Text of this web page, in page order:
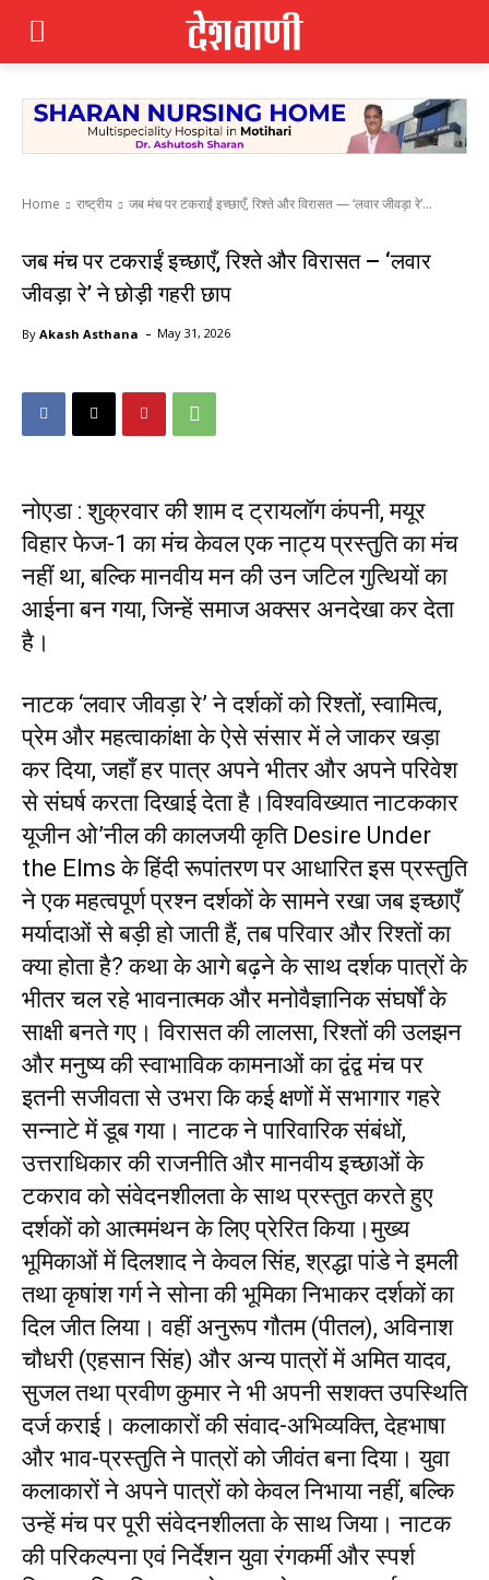
Home राष्ट्रीय जब मंच पर टकराईं इच्छाएँ, रिश्ते और विरासत — ‘लवार जीवड़ा रे’...
जब मंच पर टकराईं इच्छाएँ, रिश्ते और विरासत — ‘लवार
जीवड़ा रे’ ने छोड़ी गहरी छाप
By Akash Asthana - May 31, 2026
नोएडा :शुक्रवार की शाम द ट्रायलॉग कंपनी, मयूर
विहार फेज-1 का मंच केवल एक नाट्य प्रस्तुति का मंच
नहीं था, बल्कि मानवीय मन की उन जटिल गुत्थियों का
आईना बन गया, जिन्हें समाज अक्सर अनदेखा कर देता
है।
नाटक ‘लवार जीवड़ा रे’ ने दर्शकों को रिश्तों, स्वामित्व,
प्रेम और महत्वाकांक्षा के ऐसे संसार में ले जाकर खड़ा
कर दिया, जहाँ हर पात्र अपने भीतर और अपने परिवेश
से संघर्ष करता दिखाई देता है।विश्वविख्यात नाटककार
यूजीन ओ’नील की कालजयी कृति Desire Under
the Elms के हिंदी रूपांतरण पर आधारित इस प्रस्तुति
ने एक महत्वपूर्ण प्रश्न दर्शकों के सामने रखा जब इच्छाएँ
मर्यादाओं से बड़ी हो जाती हैं, तब परिवार और रिश्तों का
क्या होता है? कथा के आगे बढ़ने के साथ दर्शक पात्रों के
भीतर चल रहे भावनात्मक और मनोवैज्ञानिक संघर्षों के
साक्षी बनते गए। विरासत की लालसा, रिश्तों की उलझन
और मनुष्य की स्वाभाविक कामनाओं का द्वंद्व मंच पर
इतनी सजीवता से उभरा कि कई क्षणों में सभागार गहरे
सन्नाटे में डूब गया। नाटक ने पारिवारिक संबंधों,
उत्तराधिकार की राजनीति और मानवीय इच्छाओं के
टकराव को संवेदनशीलता के साथ प्रस्तुत करते हुए
दर्शकों को आत्ममंथन के लिए प्रेरित किया।मुख्य
भूमिकाओं में दिलशाद ने केवल सिंह, श्रद्धा पांडे ने इमली
तथा कृषांश गर्ग ने सोना की भूमिका निभाकर दर्शकों का
दिल जीत लिया। वहीं अनुरूप गौतम (पीतल), अविनाश
चौधरी (एहसान सिंह) और अन्य पात्रों में अमित यादव,
सुजल तथा प्रवीण कुमार ने भी अपनी सशक्त उपस्थिति
दर्ज कराई। कलाकारों की संवाद-अभिव्यक्ति, देहभाषा
और भाव-प्रस्तुति ने पात्रों को जीवंत बना दिया। युवा
कलाकारों ने अपने पात्रों को केवल निभाया नहीं, बल्कि
उन्हें मंच पर पूरी संवेदनशीलता के साथ जिया। नाटक
की परिकल्पना एवं निर्देशन युवा रंगकर्मी और स्पर्श